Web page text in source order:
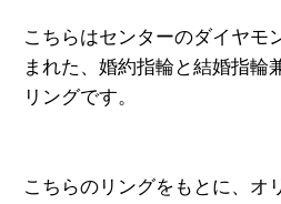
こちらはセンターのダイヤモ
まれた、婚約指輪と結婚指輪
リングです。
こちらのリングをもとに、オ